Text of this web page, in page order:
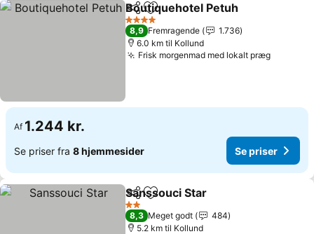
Del Føj til favoritter
Boutiquehotel Petuh
4 Stjerner
8,9 Fremragende
1.736
6.0 km til Kollund
Frisk morgenmad med lokalt præg
Af 1.244 kr.
Se priser fra 8 hjemmesider Se priser
Del Føj til favoritter
Sanssouci Star
2 Stjerner
8,3 Meget godt
484
5.2 km til Kollund